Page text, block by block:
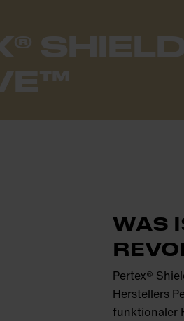
WAS
Pertex®
Herstellers
funktionaler